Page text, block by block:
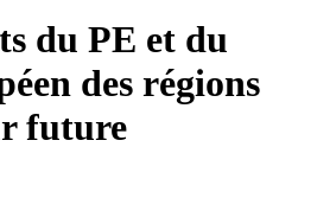
du PE et du
des régions
future